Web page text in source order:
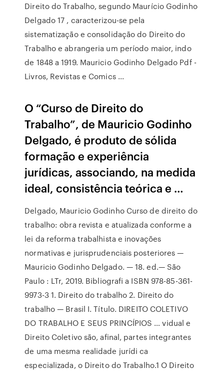
Direito do Trabalho, segundo Maurício Godinho
Delgado 17 , caracterizou-se pela
sistematização e consolidação do Direito do
Trabalho e abrangeria um período maior, indo
de 1848 a 1919. Mauricio Godinho Delgado Pdf -
Livros, Revistas e Comics ...
O “Curso de Direito do
Trabalho”, de Mauricio Godinho
Delgado, é produto de sólida
formação e experiência
jurídicas, associando, na medida
ideal, consistência teórica e …
Delgado, Mauricio Godinho Curso de direito do
trabalho: obra revista e atualizada conforme a
lei da reforma trabalhista e inovações
normativas e jurisprudenciais posteriores —
Mauricio Godinho Delgado. — 18. ed.— São
Paulo : LTr, 2019. Bibliograﬁ a ISBN 978-85-361-
9973-3 1. Direito do trabalho 2. Direito do
trabalho — Brasil I. Título. DIREITO COLETIVO
DO TRABALHO E SEUS PRINCÍPIOS … vidual e
Direito Coletivo são, afinal, partes integrantes
de uma mesma realidade jurídi­ ca
especializada, o Direito do Trabalho.1 O Direito